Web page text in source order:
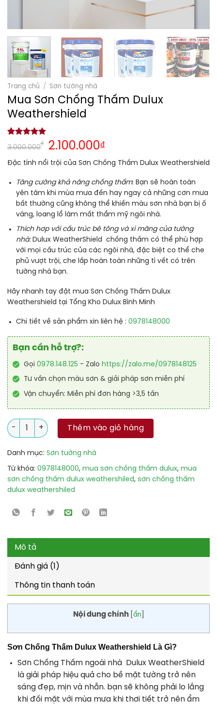
Trang chủ / Sơn tường nhà
Mua Sơn Chống Thấm Dulux
Weathershield
5.00 trên 5
dựa trên
1
đánh giá
3.000.000
₫ 2.100.000₫
Đặc tính nổi trội của Sơn Chống Thấm Dulux Weathershield
Tăng cường khả năng chống thấm: Bạn sẽ hoàn toàn
yên tâm khi mùa mưa đến hay ngay cả những cơn mưa
bất thường cũng không thể khiến màu sơn nhà bạn bị ố
vàng, loang lổ làm mất thẩm mỹ ngôi nhà.
Thích hơp với cấu trúc bê tông và xi măng của tường
nhà:Dulux WeatherShield chống thấm có thể phù hợp
với mọi cấu trúc của các ngôi nhà, đặc biệt co thể che
phủ vượt trội, che lấp hoàn toàn những tì vết có trên
tường nhà bạn.
Hãy nhanh tay đặt mua Sơn Chống Thấm Dulux
Weathershield tại Tổng Kho Dulux Bình Minh
Chi tiết về sản phẩm xin liên hệ :0978148000
Bạn cần hỗ trợ?:
Gọi 0978.148.125 - Zalo https://zalo.me/0978148125
Tư vấn chọn màu sơn & giải pháp sơn miễn phí
Vận chuyển: Miễn phí đơn hàng >3,5 tấn
Mua Sơn Chống Thấm Dulux Weathershield số lượng
Thêm vào giỏ hàng
Danh mục: Sơn tường nhà
Từ khóa: 0978148000, mua sơn chống thấm dulux, mua
sơn chống thấm dulux weathershiled, sơn chống thấm
dulux weathershiled
Mô tả
Đánh giá (1)
Thông tin thanh toán
Nội dung chính ẩn
Sơn Chống Thấm Dulux Weathershield Là Gì?
Sơn Chống Thấm ngoài nhà Dulux WeatherShield
là giải pháp hiệu quả cho bề mặt tường trở nên
sáng đẹp, mịn và nhẵn. bạn sẽ không phải lo lắng
khi đối mặt với mùa mưa khi thơi tiết trở nên ẩm